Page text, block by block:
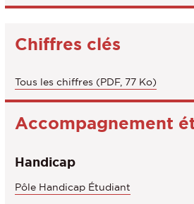
Chiffres clés
Tous les chiffres (PDF, 77 Ko)
Accompagnement
Handicap
Pôle Handicap Étudiant